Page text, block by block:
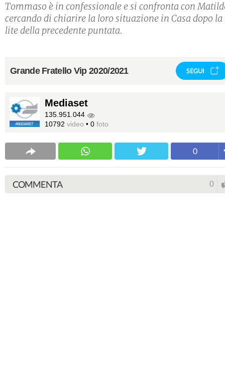
Tommaso è in confessionale e si confronta con
cercando di chiarire la loro situazione in Casa dopo la
lite della precedente puntata.
Grande Fratello Vip 2020/2021 SEGUI
Mediaset
135.951.044
10792 video • 0 foto
0
COMMENTA 0